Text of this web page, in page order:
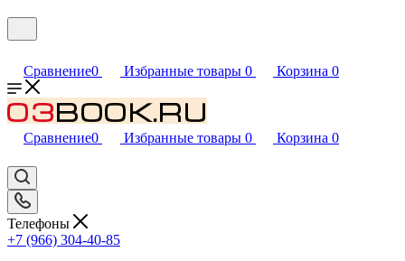
Сравнение0 Избранные товары 0 Корзина 0
Сравнение0 Избранные товары 0 Корзина 0
Телефоны
+7 (966) 304-40-85